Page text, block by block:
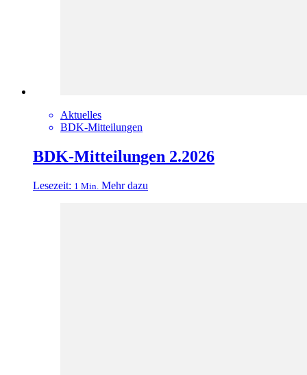
Aktuelles
BDK-Mitteilungen
BDK-Mitteilungen 2.2026
Lesezeit: 1 Min. Mehr dazu